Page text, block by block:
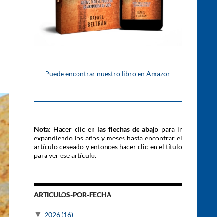
Puede encontrar nuestro libro en Amazon
Nota: Hacer clic en las flechas de abajo para ir
expandiendo los años y meses hasta encontrar el
artículo deseado y entonces hacer clic en el título
para ver ese artículo.
ARTICULOS-POR-FECHA
▼ 2026 (16)